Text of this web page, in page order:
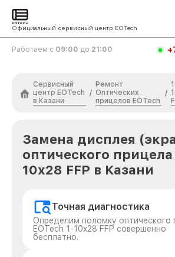
Официальный сервисный центр EOTech
Работаем с 09:00 до 21:00
Сервисный
центр EOTech
в Казани
/
Ремонт
Оптических
прицелов EOTech
/
Замена дисплея
оптического прицела
10x28 FFP в Казани
Точная диагностика
Определим поломку оптического
EOTech 1-10x28 FFP совершенно
бесплатно.